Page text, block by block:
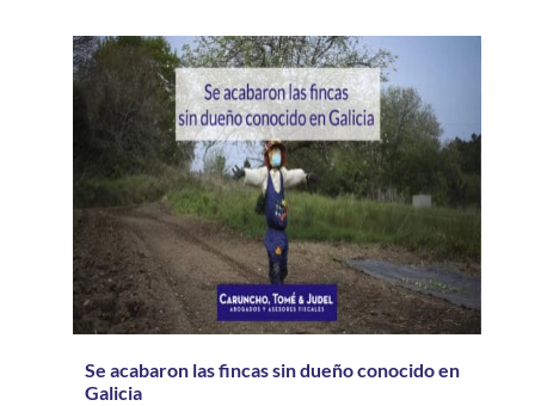
Se acabaron las fincas sin dueño conocido en
Galicia